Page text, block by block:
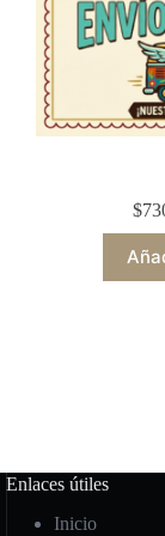
$
Enlaces útiles
Inicio